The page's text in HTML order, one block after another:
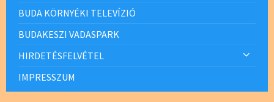
BUDA KÖRNYÉKI TELEVÍZIÓ
BUDAKESZI VADASPARK
HIRDETÉSFELVÉTEL
IMPRESSZUM